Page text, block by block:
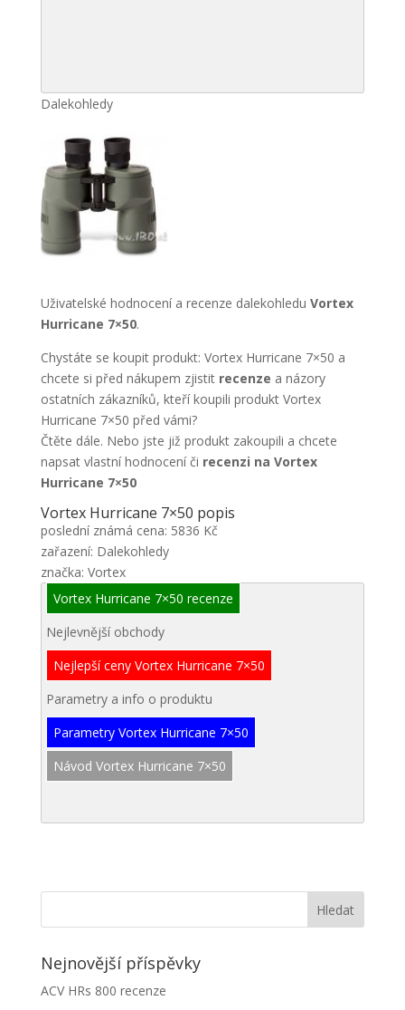
Dalekohledy
Uživatelské hodnocení a recenze dalekohledu Vortex
Hurricane 7×50.
Chystáte se koupit produkt: Vortex Hurricane 7×50 a
chcete si před nákupem zjistit recenze a názory
ostatních zákazníků, kteří koupili produkt Vortex
Hurricane 7×50 před vámi?
Čtěte dále. Nebo jste již produkt zakoupili a chcete
napsat vlastní hodnocení či recenzi na Vortex
Hurricane 7×50
Vortex Hurricane 7×50 popis
poslední známá cena: 5836 Kč
zařazení: Dalekohledy
značka: Vortex
Vortex Hurricane 7×50 recenze
Nejlevnější obchody
Nejlepší ceny Vortex Hurricane 7×50
Parametry a info o produktu
Parametry Vortex Hurricane 7×50
Návod Vortex Hurricane 7×50
Nejnovější příspěvky
ACV HRs 800 recenze